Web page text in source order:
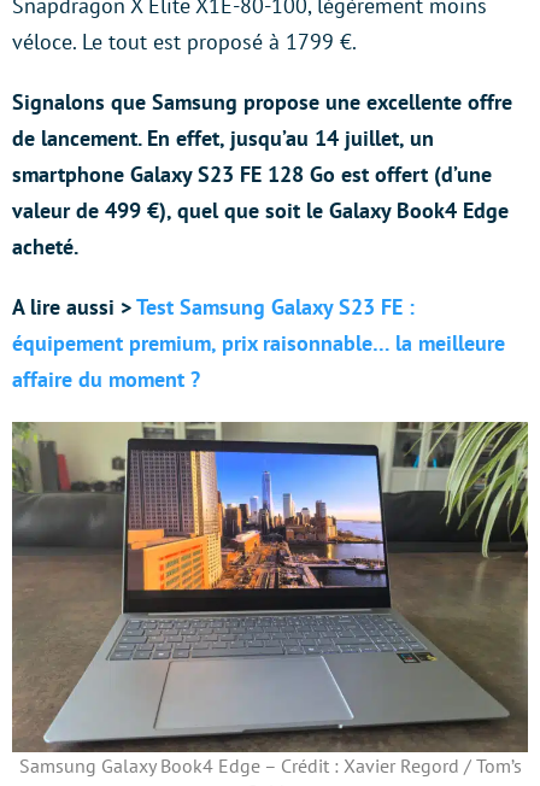
véloce. Le tout est proposé à 1799 €.
Signalons que Samsung propose une excellente offre
de lancement. En effet, jusqu’au 14 juillet, un
smartphone Galaxy S23 FE 128 Go est offert (d’une
valeur de 499 €), quel que soit le Galaxy Book4 Edge
acheté.
A lire aussi >Test Samsung Galaxy S23 FE :
équipement premium, prix raisonnable… la meilleure
affaire du moment ?
Samsung Galaxy Book4 Edge – Crédit : Xavier Regord / Tom’s